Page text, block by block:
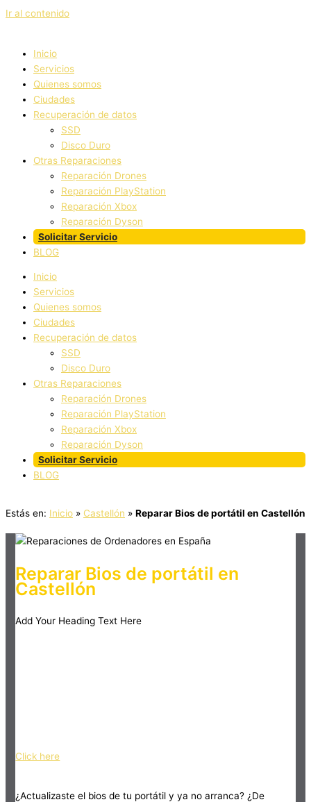
Ir al contenido
Inicio
Servicios
Quienes somos
Ciudades
Recuperación de datos
SSD
Disco Duro
Otras Reparaciones
Reparación Drones
Reparación PlayStation
Reparación Xbox
Reparación Dyson
Solicitar Servicio
BLOG
Inicio
Servicios
Quienes somos
Ciudades
Recuperación de datos
SSD
Disco Duro
Otras Reparaciones
Reparación Drones
Reparación PlayStation
Reparación Xbox
Reparación Dyson
Solicitar Servicio
BLOG
Estás en: Inicio » Castellón » Reparar Bios de portátil en Castellón
Reparar Bios de portátil en
Castellón
Add Your Heading Text Here
Click here
¿Actualizaste el bios de tu portátil y ya no arranca? ¿De